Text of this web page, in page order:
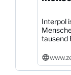
Interpol
tausend